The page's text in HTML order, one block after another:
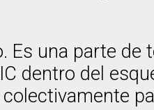
Es una parte de
dentro del